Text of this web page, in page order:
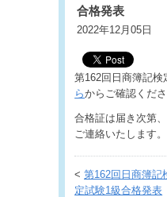
合格発表
2022年12月05日
第162回日商簿記検
らからご確認くださ
合格証は届き次第
ご連絡いたします。
<第162回日商簿記
定試験1級合格発表